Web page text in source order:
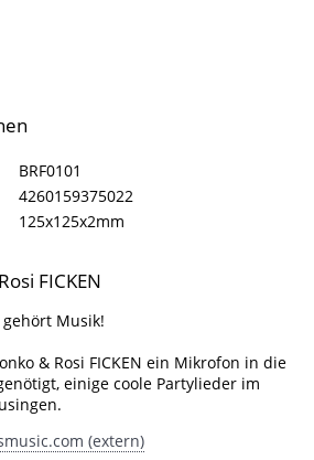
BRF0101
4260159375022
125x125x2mm
FICKEN
Musik!
& Rosi FICKEN ein Mikrofon in die
einige coole Partylieder im
(extern)